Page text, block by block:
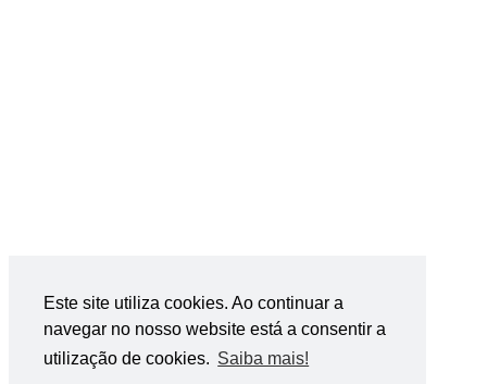
Este site utiliza cookies. Ao continuar a
navegar no nosso website está a consentir a
utilização de cookies. Saiba mais!